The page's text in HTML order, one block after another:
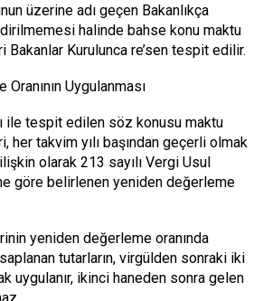
üzerine adı geçen Bakanlıkça
halinde bahse konu maktu
Kurulunca re’sen tespit edilir.
Uygulanması
ile tespit edilen söz konusu maktu
her takvim yılı başından geçerli olmak
olarak 213 sayılı Vergi Usul
göre belirlenen yeniden değerleme
yeniden değerleme oranında
tutarların, virgülden sonraki iki
uygulanır, ikinci haneden sonra gelen